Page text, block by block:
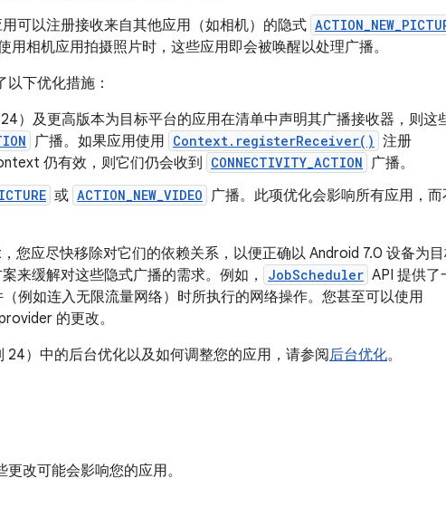
可以注册接收来自其他应用（如相机）的隐式
用相机应用拍摄照片时，这些应用即会被唤醒以处理广播。
下优化措施：
）及更高版本为目标平台的应用在清单中声明其广播接收器，则这
广播。如果应用使用 Context.registerReceiver() 注册
仍有效，则它们仍会收到 CONNECTIVITY_ACTION 广播。
或 ACTION_NEW_VIDEO 广播。此项优化会影响所有应用，而
您应尽快移除对它们的依赖关系，以便正确以 Android 7.0 设备为
来缓解对这些隐式广播的需求。例如，
JobScheduler API 提供了
例如连入无限流量网络）时所执行的网络操作。您甚至可以使用
的更改。
24）中的后台优化以及如何调整您的应用，请参阅后台优化。
改可能会影响您的应用。